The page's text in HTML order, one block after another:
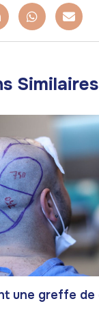
Similaires
une greffe de